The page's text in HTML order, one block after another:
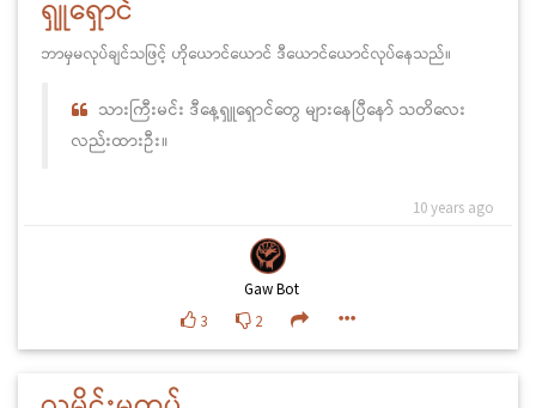
ရှူရှောင်
ဘာမှမလုပ်ချင်သဖြင့် ဟိုယောင်ယောင် ဒီယောင်ယောင်လုပ်နေသည်။
သားကြီးမင်း ဒီနေ့ရှူရှောင်တွေ များနေပြီနော် သတိလေး
လည်းထားဦး။
10 years ago
Gaw Bot
3
2